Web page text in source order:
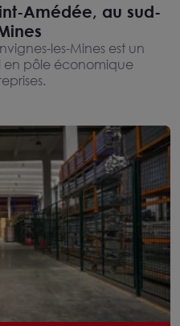
Amédée, au sud-
les-Mines est un
en pôle économique